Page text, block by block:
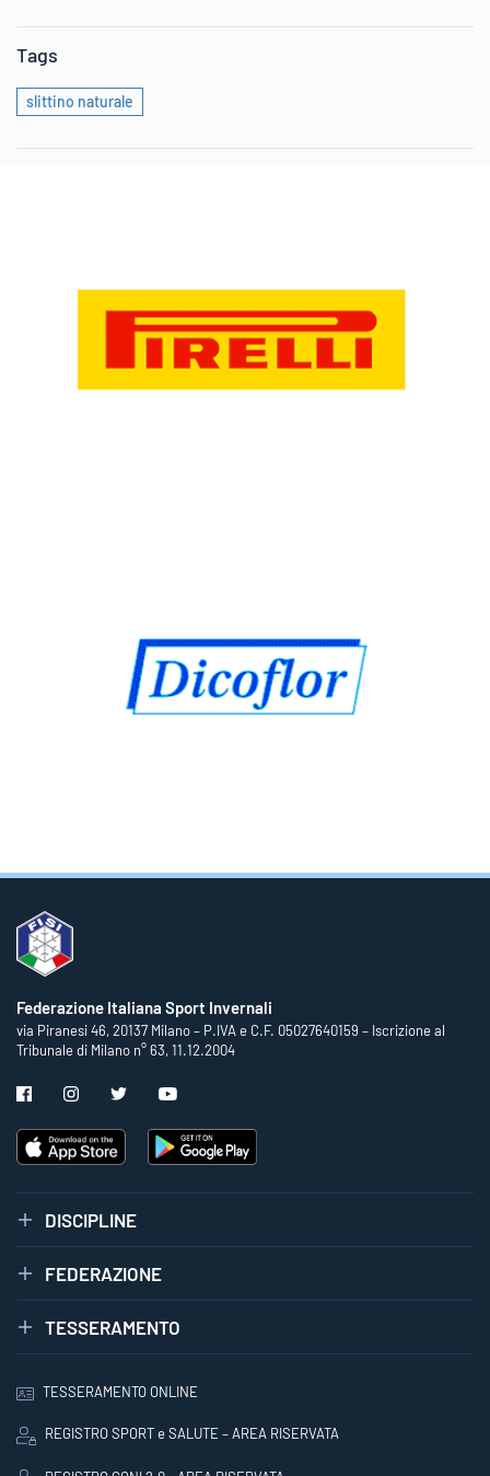
Tags
slittino naturale
Federazione Italiana Sport Invernali
via Piranesi 46, 20137 Milano – P.IVA e C.F. 05027640159 – Iscrizione al
Tribunale di Milano n° 63, 11.12.2004
DISCIPLINE
FEDERAZIONE
TESSERAMENTO
TESSERAMENTO ONLINE
REGISTRO SPORT e SALUTE – AREA RISERVATA